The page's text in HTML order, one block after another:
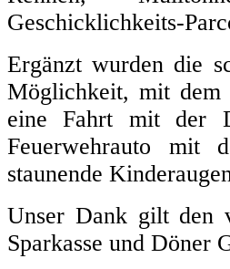
Geschicklichkeits-
Ergänzt wurden die
Möglichkeit, mit dem
eine Fahrt mit der
Feuerwehrauto mit
staunende
Unser Dank gilt den
Sparkasse und Döner